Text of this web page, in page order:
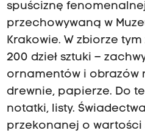
spuściznę
przechowywaną w
Krakowie. W zbiorze
200 dzieł sztuki –
ornamentów i obrazów
drewnie, papierze. Do
notatki, listy.
przekonanej o wartości